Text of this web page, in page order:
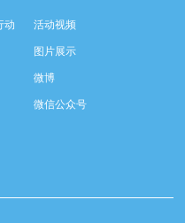
动 活动视频
图片展示
微博
微信公众号